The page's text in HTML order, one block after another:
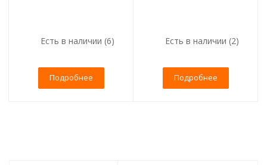
Есть в наличии (6)
Подробнее
Есть в наличии (2)
Подробнее